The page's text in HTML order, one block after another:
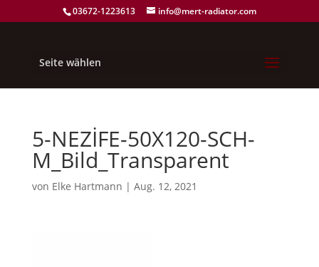
03672-1223613 info@mert-radiator.com
Seite wählen
5-NEZİFE-50X120-SCH-
M_Bild_Transparent
von Elke Hartmann | Aug. 12, 2021